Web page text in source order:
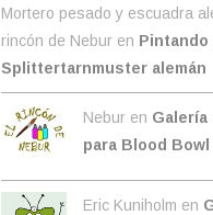
Mortero pesado y escuadra
rincón de Nebur en Pintando
Splittertarnmuster alemán
Nebur en Galería
para Blood Bowl
Eric Kuniholm en